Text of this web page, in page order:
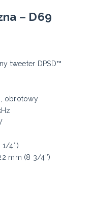
– D69
tweeter DPSD™
obrotowy
4″)
mm (8 3/4″)